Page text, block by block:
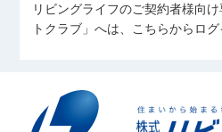
リビングライフのご契約者様向
トクラブ」へは、こちらからロ